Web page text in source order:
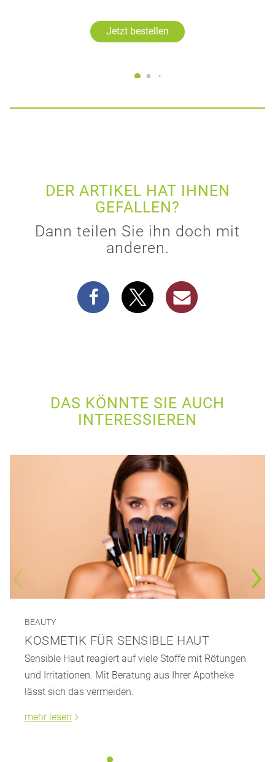
Jetzt bestellen
DER ARTIKEL HAT IHNEN
GEFALLEN?
Dann teilen Sie ihn doch mit
anderen.
DAS KÖNNTE SIE AUCH
INTERESSIEREN
BEAUTY
KOSMETIK FÜR SENSIBLE HAUT
Sensible Haut reagiert auf viele Stoffe mit Rötungen
und Irritationen. Mit Beratung aus Ihrer Apotheke
lässt sich das vermeiden.
mehr lesen